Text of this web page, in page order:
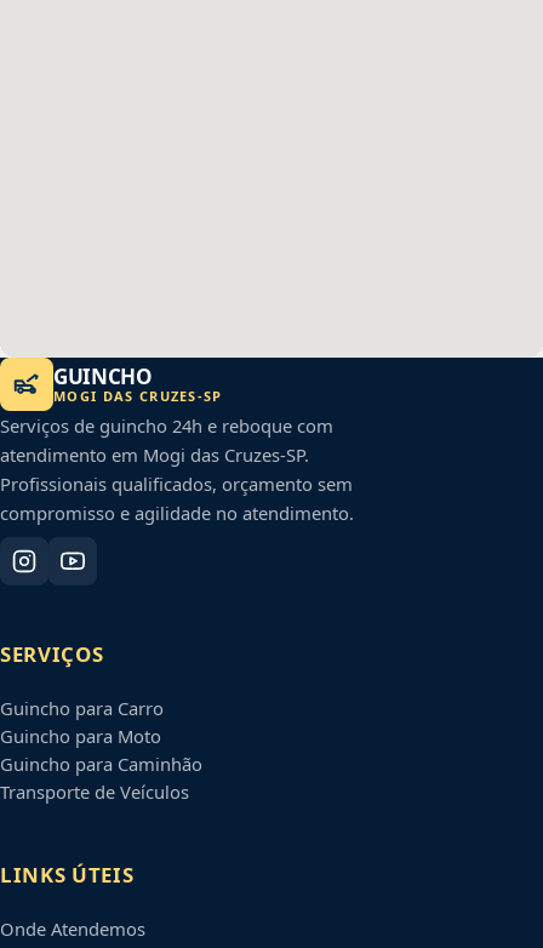
GUINCHO
MOGI DAS CRUZES-SP
Serviços de guincho 24h e reboque com
atendimento em Mogi das Cruzes-SP.
Profissionais qualificados, orçamento sem
compromisso e agilidade no atendimento.
SERVIÇOS
Guincho para Carro
Guincho para Moto
Guincho para Caminhão
Transporte de Veículos
LINKS ÚTEIS
Onde Atendemos